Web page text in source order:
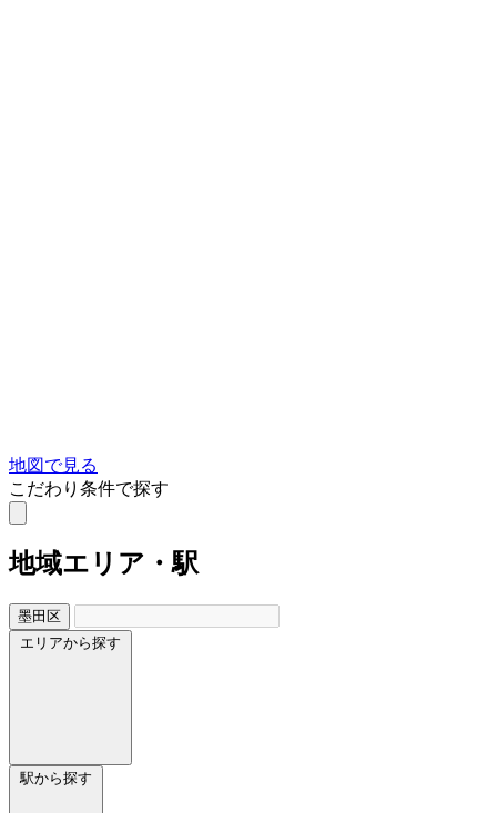
地図で見る
こだわり条件で探す
地域エリア・駅
墨田区
エリアから探す
駅から探す